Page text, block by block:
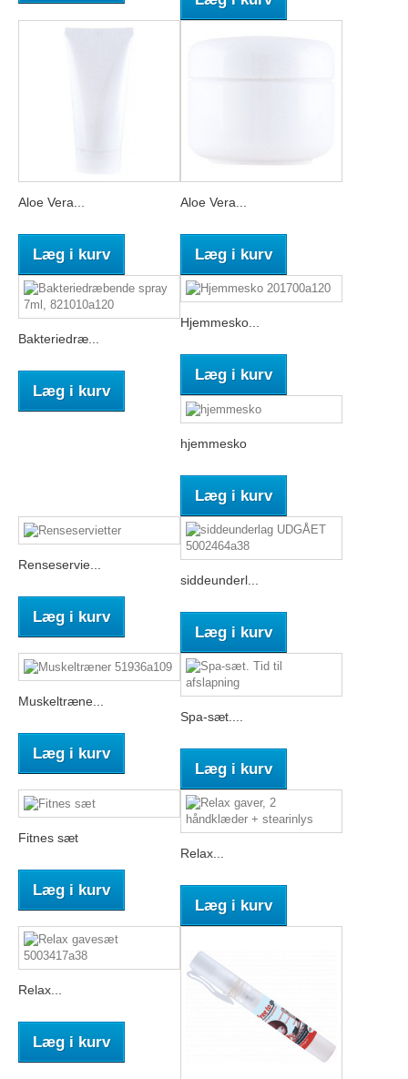
Aloe Vera...
Læg i kurv
Aloe Vera...
Læg i kurv
Bakteriedræ...
Læg i kurv
Hjemmesko...
Læg i kurv
hjemmesko
Læg i kurv
Renseservie...
Læg i kurv
siddeunderl...
Læg i kurv
Muskeltræne...
Læg i kurv
Spa-sæt....
Læg i kurv
Fitnes sæt
Læg i kurv
Relax...
Læg i kurv
Relax...
Læg i kurv